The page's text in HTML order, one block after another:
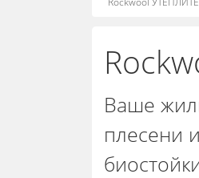
Ваше
плесени